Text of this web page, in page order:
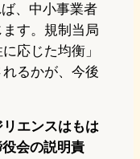
、中小事業者
す。規制当局
応じた均衡」
るかが、今後
エンスはもは
会の説明責